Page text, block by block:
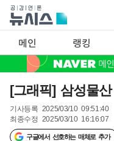
메인 랭킹
[그래픽] 삼성물
기사등록 2025/03/10 09:51:40
최종수정 2025/03/10 16:16:07
구글에서 선호하는 매체로 추가